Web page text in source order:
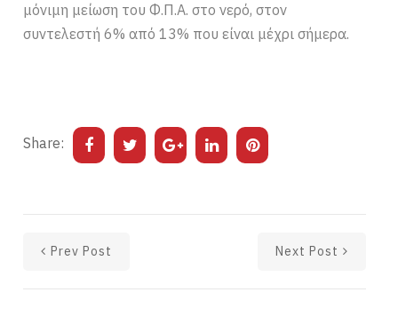
μόνιμη μείωση του Φ.Π.Α. στο νερό, στον
συντελεστή 6% από 13% που είναι μέχρι σήμερα.
Share:
Prev Post Next Post